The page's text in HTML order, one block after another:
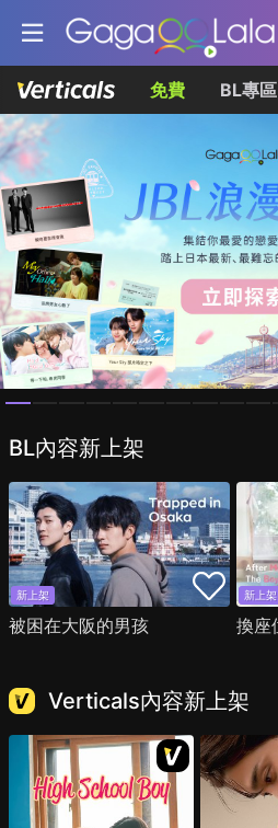
免費 BL專區
Homepage
BL內容新上架
新上架
被困在大阪的男孩
新上架
Verticals內容新上架